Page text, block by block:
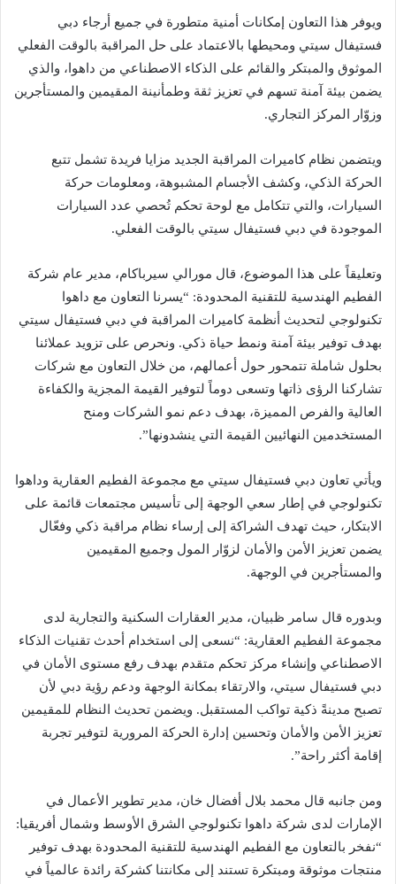
ويوفر هذا التعاون إمكانات أمنية متطورة في جميع أرجاء دبي
فستيفال سيتي ومحيطها بالاعتماد على حل المراقبة بالوقت الفعلي
الموثوق والمبتكر والقائم على الذكاء الاصطناعي من داهوا، والذي
يضمن بيئة آمنة تسهم في تعزيز ثقة وطمأنينة المقيمين والمستأجرين
وزوّار المركز التجاري.
ويتضمن نظام كاميرات المراقبة الجديد مزايا فريدة تشمل تتبع
الحركة الذكي، وكشف الأجسام المشبوهة، ومعلومات حركة
السيارات، والتي تتكامل مع لوحة تحكم تُحصي عدد السيارات
الموجودة في دبي فستيفال سيتي بالوقت الفعلي.
وتعليقاً على هذا الموضوع، قال مورالي سيرباكام، مدير عام شركة
الفطيم الهندسية للتقنية المحدودة: “يسرنا التعاون مع داهوا
تكنولوجي لتحديث أنظمة كاميرات المراقبة في دبي فستيفال سيتي
بهدف توفير بيئة آمنة ونمط حياة ذكي. ونحرص على تزويد عملائنا
بحلول شاملة تتمحور حول أعمالهم، من خلال التعاون مع شركات
تشاركنا الرؤى ذاتها وتسعى دوماً لتوفير القيمة المجزية والكفاءة
العالية والفرص المميزة، بهدف دعم نمو الشركات ومنح
المستخدمين النهائيين القيمة التي ينشدونها”.
ويأتي تعاون دبي فستيفال سيتي مع مجموعة الفطيم العقارية وداهوا
تكنولوجي في إطار سعي الوجهة إلى تأسيس مجتمعات قائمة على
الابتكار، حيث تهدف الشراكة إلى إرساء نظام مراقبة ذكي وفعّال
يضمن تعزيز الأمن والأمان لزوّار المول وجميع المقيمين
والمستأجرين في الوجهة.
وبدوره قال سامر ظبيان، مدير العقارات السكنية والتجارية لدى
مجموعة الفطيم العقارية: “نسعى إلى استخدام أحدث تقنيات الذكاء
الاصطناعي وإنشاء مركز تحكم متقدم بهدف رفع مستوى الأمان في
دبي فستيفال سيتي، والارتقاء بمكانة الوجهة ودعم رؤية دبي لأن
تصبح مدينةً ذكية تواكب المستقبل. ويضمن تحديث النظام للمقيمين
تعزيز الأمن والأمان وتحسين إدارة الحركة المرورية لتوفير تجربة
إقامة أكثر راحة”.
ومن جانبه قال محمد بلال أفضال خان، مدير تطوير الأعمال في
الإمارات لدى شركة داهوا تكنولوجي الشرق الأوسط وشمال أفريقيا:
“نفخر بالتعاون مع الفطيم الهندسية للتقنية المحدودة بهدف توفير
منتجات موثوقة ومبتكرة تستند إلى مكانتنا كشركة رائدة عالمياً في